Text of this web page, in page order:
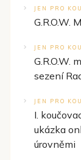
JEN PRO
G.R.O.W.
JEN PRO
G.R.O.W.
sezení
JEN PRO
I.
ukázka
úrovněmi